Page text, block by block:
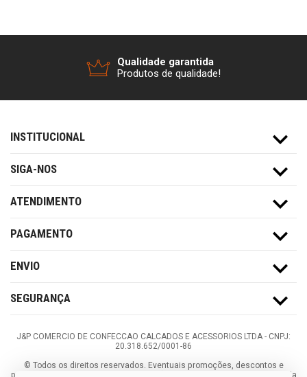
Qualidade garantida
Produtos de qualidade!
INSTITUCIONAL
SIGA-NOS
ATENDIMENTO
PAGAMENTO
ENVIO
SEGURANÇA
J&P COMERCIO DE CONFECCAO CALCADOS E ACESSORIOS LTDA - CNPJ:
20.318.652/0001-86
© Todos os direitos reservados. Eventuais promoções, descontos e
prazos de pagamento expostos aqui são válidos apenas para compras via